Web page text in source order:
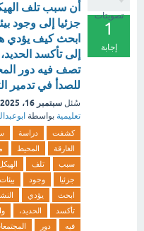
تصويتات
1
إجابة
أن سبب تلف
جزئيا إلى وجود
ابحث كيف يؤدي
إلى تأكسد
تصف فيه دور
للصدأ في تدمير
سُئل سبتمبر 16، 2025
تعليمية بواسطة
كشفت دراسة
الغارقة
المحيط
سبب
تلف
جزئيا
وجود بيئات
ابحث
يؤدي
تأكسد
الحديد،
فيه
دور